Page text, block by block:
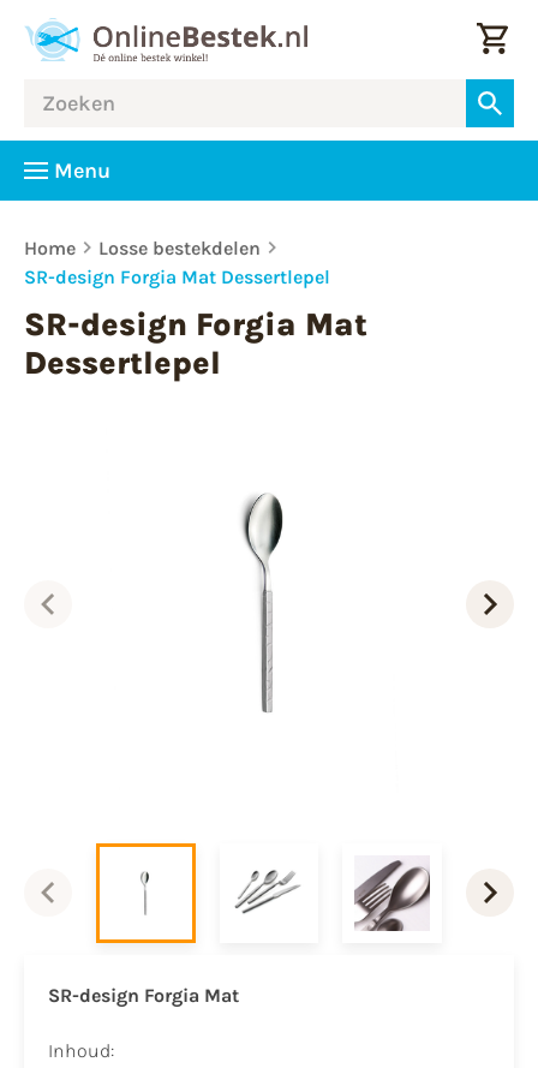
Menu
Home
Losse bestekdelen
SR-design Forgia Mat Dessertlepel
SR-design Forgia Mat
Dessertlepel
SR-design Forgia Mat
Inhoud: